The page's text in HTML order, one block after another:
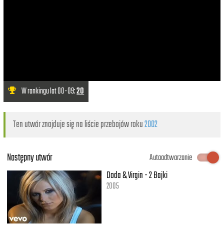
W rankingu lat 00-09:20
Ten utwór znajduje się na liście przebojów roku2002
Następny utwór
Autoodtwarzanie
Doda & Virgin - 2 Bajki
2005